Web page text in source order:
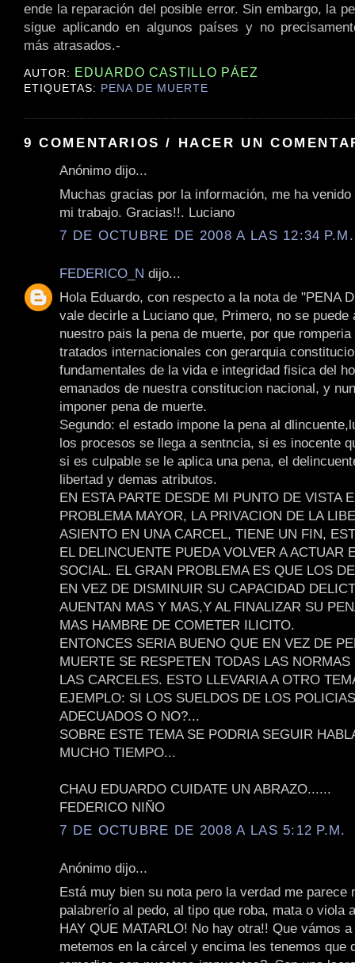
ende la reparación del posible error. Sin embargo, la
sigue aplicando en algunos países y no
más atrasados.-
AUTOR: EDUARDO CASTILLO PÁEZ
ETIQUETAS: PENA DE MUERTE
9 COMENTARIOS / HACER UN
Anónimo dijo...
Muchas gracias por la información, me ha
mi trabajo. Gracias!!. Luciano
7 DE OCTUBRE DE 2008 A LAS 12:34 P.M.
FEDERICO_N dijo...
Hola Eduardo, con respecto a la nota de "PENA
vale decirle a Luciano que, Primero, no se puede
nuestro pais la pena de muerte, por que
tratados internacionales con gerarquia
fundamentales de la vida e integridad fisica del
emanados de nuestra constitucion nacional, y
imponer pena de muerte.
Segundo: el estado impone la pena al
los procesos se llega a sentncia, si es inocente
si es culpable se le aplica una pena, el
libertad y demas atributos.
EN ESTA PARTE DESDE MI PUNTO DE VISTA
PROBLEMA MAYOR, LA PRIVACION DE LA
ASIENTO EN UNA CARCEL, TIENE UN FIN,
EL DELINCUENTE PUEDA VOLVER A ACTUAR
SOCIAL. EL GRAN PROBLEMA ES QUE LOS
EN VEZ DE DISMINUIR SU CAPACIDAD
AUENTAN MAS Y MAS,Y AL FINALIZAR SU
MAS HAMBRE DE COMETER ILICITO.
ENTONCES SERIA BUENO QUE EN VEZ DE
MUERTE SE RESPETEN TODAS LAS
LAS CARCELES. ESTO LLEVARIA A OTRO
EJEMPLO: SI LOS SUELDOS DE LOS
ADECUADOS O NO?...
SOBRE ESTE TEMA SE PODRIA SEGUIR
MUCHO TIEMPO...
CHAU EDUARDO CUIDATE UN ABRAZO......
FEDERICO NIÑO
7 DE OCTUBRE DE 2008 A LAS 5:12 P.M.
Anónimo dijo...
Está muy bien su nota pero la verdad me parece
palabrerío al pedo, al tipo que roba, mata o viola
HAY QUE MATARLO! No hay otra!! Que vámos
metemos en la cárcel y encima les tenemos que